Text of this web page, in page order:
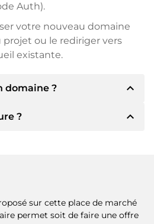
Auth).
votre nouveau domaine
ou le rediriger vers
existante.
domaine ? expand_less
vous
d'autres méthodes de
le nom de
? expand_less
également un contrat de
si vous le souhaitez.
sur cette place de marché
permet soit de faire une offre